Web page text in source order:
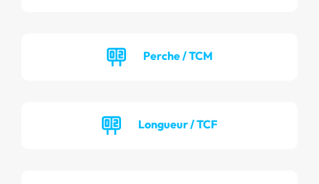
Perche / TCM
Longueur / TCF